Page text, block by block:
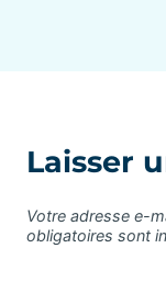
Laisser
Votre adresse e-
obligatoires sont